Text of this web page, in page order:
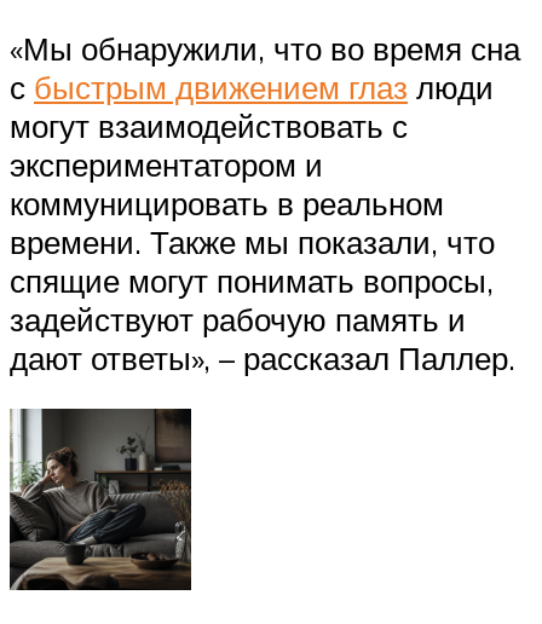
«Мы обнаружили, что во время сна
с быстрым движением глаз люди
могут взаимодействовать с
экспериментатором и
коммуницировать в реальном
времени. Также мы показали, что
спящие могут понимать вопросы,
задействуют рабочую память и
дают ответы», – рассказал Паллер.